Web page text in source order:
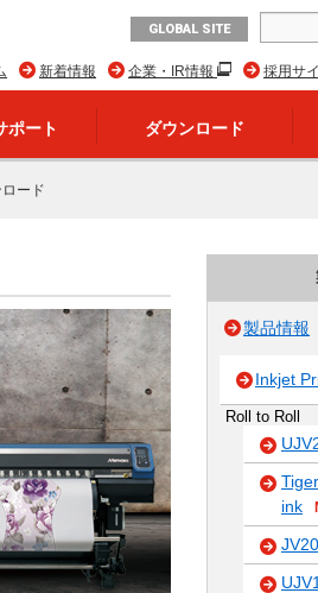
GLOBAL SITE
採用サ
企業・IR情報
新着情報
ポート ダウンロード
ード
製品情報
Inkjet
Roll to Roll
ink